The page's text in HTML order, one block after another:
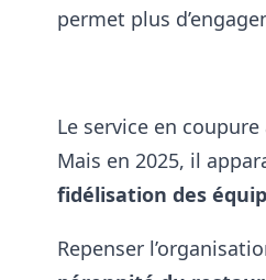
permet plus
Le service en
Mais en 2025, il
fidélisation des
Repenser